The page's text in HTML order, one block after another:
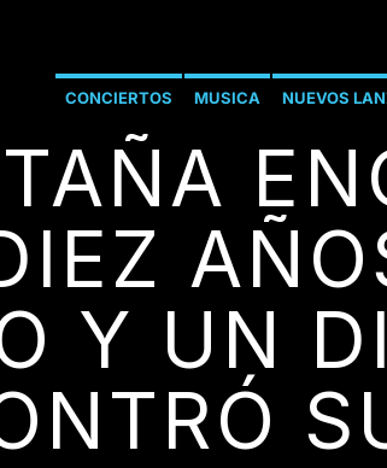
CONCIERTOS MUSICA NUEVOS
Y UN